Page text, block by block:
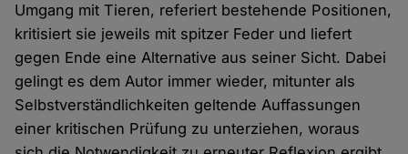
Umgang mit Tieren, referiert bestehende Positionen,
kritisiert sie jeweils mit spitzer Feder und liefert
gegen Ende eine Alternative aus seiner Sicht. Dabei
gelingt es dem Autor immer wieder, mitunter als
Selbstverständlichkeiten geltende Auffassungen
einer kritischen Prüfung zu unterziehen, woraus